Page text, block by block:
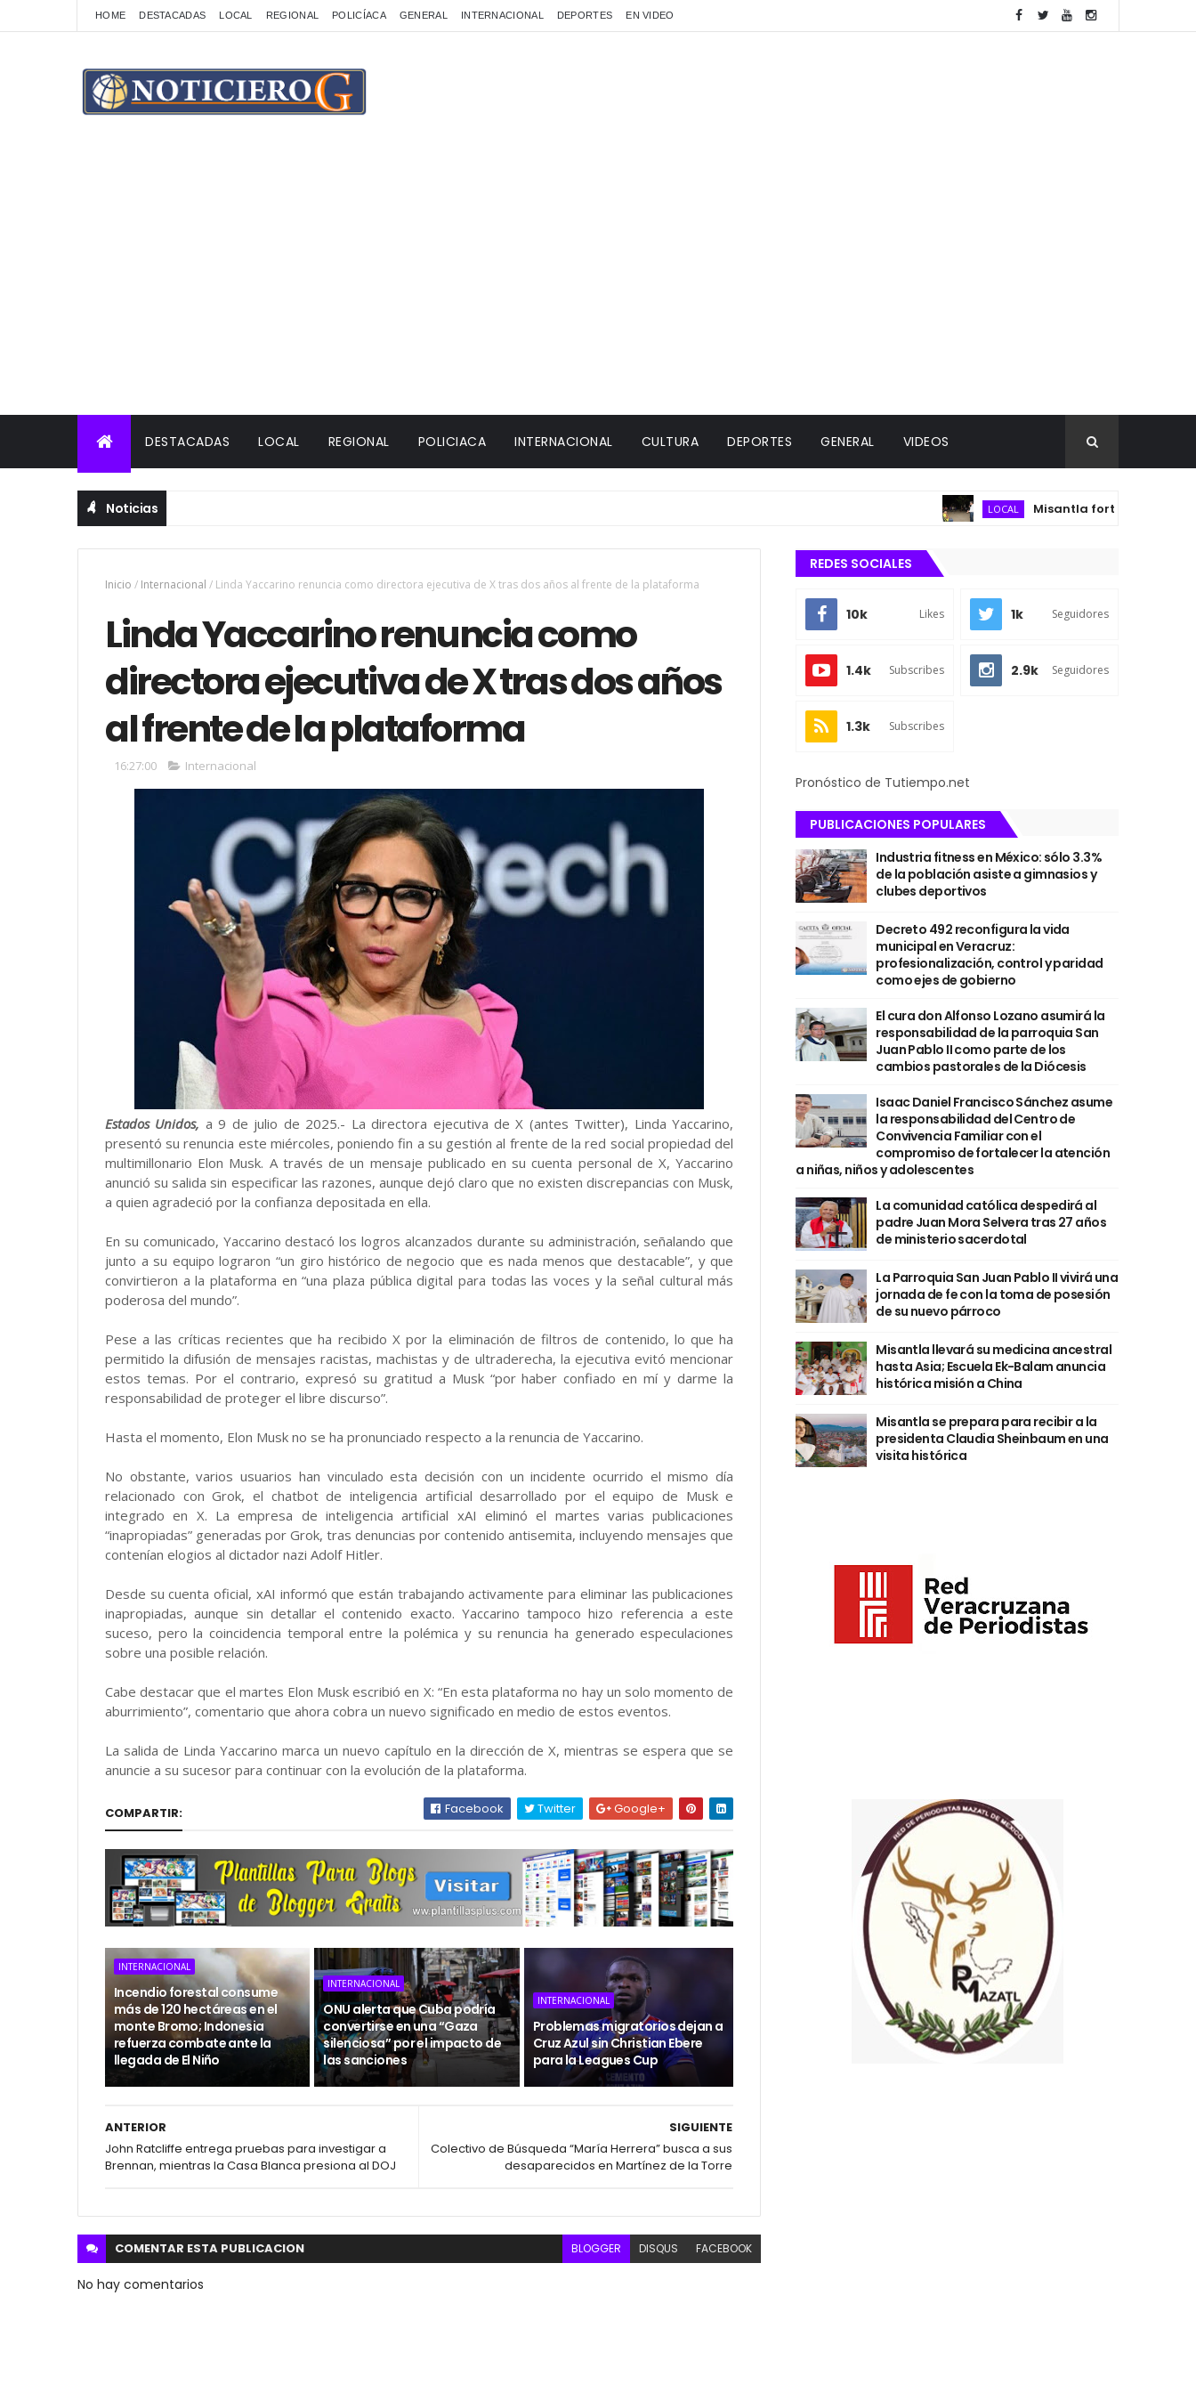
HOME DESTACADAS LOCAL REGIONAL POLICÍACA GENERAL INTERNACIONAL DEPORTES EN VIDEO
DESTACADAS LOCAL REGIONAL POLICIACA INTERNACIONAL CULTURA DEPORTES GENERAL VIDEOS
Noticias LOCAL Misantla fortalece
Inicio / Internacional / Linda Yaccarino renuncia como directora ejecutiva de X tras dos años al frente de la plataforma
Linda Yaccarino renuncia como
directora ejecutiva de X tras dos años
al frente de la plataforma
16:27:00 Internacional
Estados Unidos, a 9 de julio de 2025.- La directora ejecutiva de X (antes Twitter), Linda Yaccarino,
presentó su renuncia este miércoles, poniendo fin a su gestión al frente de la red social propiedad del
multimillonario Elon Musk. A través de un mensaje publicado en su cuenta personal de X, Yaccarino
anunció su salida sin especificar las razones, aunque dejó claro que no existen discrepancias con Musk,
a quien agradeció por la confianza depositada en ella.
En su comunicado, Yaccarino destacó los logros alcanzados durante su administración, señalando que
junto a su equipo lograron “un giro histórico de negocio que es nada menos que destacable”, y que
convirtieron a la plataforma en “una plaza pública digital para todas las voces y la señal cultural más
poderosa del mundo”.
Pese a las críticas recientes que ha recibido X por la eliminación de filtros de contenido, lo que ha
permitido la difusión de mensajes racistas, machistas y de ultraderecha, la ejecutiva evitó mencionar
estos temas. Por el contrario, expresó su gratitud a Musk “por haber confiado en mí y darme la
responsabilidad de proteger el libre discurso”.
Hasta el momento, Elon Musk no se ha pronunciado respecto a la renuncia de Yaccarino.
No obstante, varios usuarios han vinculado esta decisión con un incidente ocurrido el mismo día
relacionado con Grok, el chatbot de inteligencia artificial desarrollado por el equipo de Musk e
integrado en X. La empresa de inteligencia artificial xAI eliminó el martes varias publicaciones
“inapropiadas” generadas por Grok, tras denuncias por contenido antisemita, incluyendo mensajes que
contenían elogios al dictador nazi Adolf Hitler.
Desde su cuenta oficial, xAI informó que están trabajando activamente para eliminar las publicaciones
inapropiadas, aunque sin detallar el contenido exacto. Yaccarino tampoco hizo referencia a este
suceso, pero la coincidencia temporal entre la polémica y su renuncia ha generado especulaciones
sobre una posible relación.
Cabe destacar que el martes Elon Musk escribió en X: “En esta plataforma no hay un solo momento de
aburrimiento”, comentario que ahora cobra un nuevo significado en medio de estos eventos.
La salida de Linda Yaccarino marca un nuevo capítulo en la dirección de X, mientras se espera que se
anuncie a su sucesor para continuar con la evolución de la plataforma.
COMPARTIR: Facebook Twitter Google+
INTERNACIONAL
Incendio forestal consume
más de 120 hectáreas en el
monte Bromo; Indonesia
refuerza combate ante la
llegada de El Niño
INTERNACIONAL
ONU alerta que Cuba podría
convertirse en una “Gaza
silenciosa” por el impacto de
las sanciones
INTERNACIONAL
Problemas migratorios dejan a
Cruz Azul sin Christian Ebere
para la Leagues Cup
SIGUIENTE
Colectivo de Búsqueda “María Herrera” busca a sus
desaparecidos en Martínez de la Torre
ANTERIOR
John Ratcliffe entrega pruebas para investigar a
Brennan, mientras la Casa Blanca presiona al DOJ
COMENTAR ESTA PUBLICACION BLOGGER DISQUS FACEBOOK
No hay comentarios
REDES SOCIALES
10k Likes 1k Seguidores
1.4k Subscribes 2.9k Seguidores
1.3k Subscribes
Pronóstico de Tutiempo.net
PUBLICACIONES POPULARES
Industria fitness en México: sólo 3.3%
de la población asiste a gimnasios y
clubes deportivos
Decreto 492 reconfigura la vida
municipal en Veracruz:
profesionalización, control y paridad
como ejes de gobierno
El cura don Alfonso Lozano asumirá la
responsabilidad de la parroquia San
Juan Pablo II como parte de los
cambios pastorales de la Diócesis
Isaac Daniel Francisco Sánchez asume
la responsabilidad del Centro de
Convivencia Familiar con el
compromiso de fortalecer la atención
a niñas, niños y adolescentes
La comunidad católica despedirá al
padre Juan Mora Selvera tras 27 años
de ministerio sacerdotal
La Parroquia San Juan Pablo II vivirá una
jornada de fe con la toma de posesión
de su nuevo párroco
Misantla llevará su medicina ancestral
hasta Asia; Escuela Ek-Balam anuncia
histórica misión a China
Misantla se prepara para recibir a la
presidenta Claudia Sheinbaum en una
visita histórica